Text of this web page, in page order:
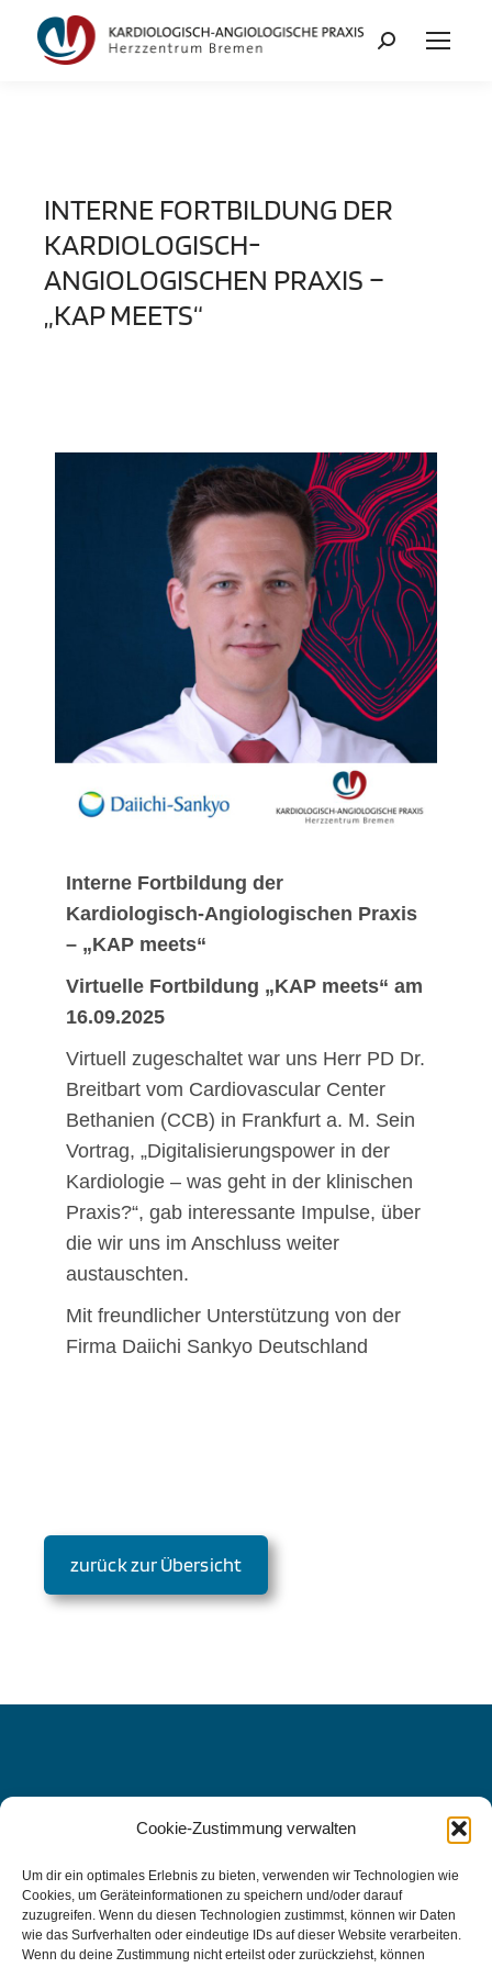
Cookie-Zustimmung verwalten
Um dir ein optimales Erlebnis zu bieten, verwenden wir Technologien wie
Cookies, um Geräteinformationen zu speichern und/oder darauf
zuzugreifen. Wenn du diesen Technologien zustimmst, können wir Daten
wie das Surfverhalten oder eindeutige IDs auf dieser Website verarbeiten.
Wenn du deine Zustimmung nicht erteilst oder zurückziehst, können
INTERNE FORTBILDUNG DER
KARDIOLOGISCH-
ANGIOLOGISCHEN PRAXIS –
„KAP MEETS“
Interne Fortbildung der
Kardiologisch-Angiologischen Praxis
– „KAP meets“
Virtuelle Fortbildung „KAP meets“ am
16.09.2025
Virtuell zugeschaltet war uns Herr PD Dr.
Breitbart vom Cardiovascular Center
Bethanien (CCB) in Frankfurt a. M. Sein
Vortrag, „Digitalisierungspower in der
Kardiologie – was geht in der klinischen
Praxis?“, gab interessante Impulse, über
die wir uns im Anschluss weiter
austauschten.
Mit freundlicher Unterstützung von der
Firma Daiichi Sankyo Deutschland
zurück zur Übersicht
WIR FREUEN UNS AUF SIE, DENN
IHRE
GESUNDHEIT LIEGT UNS AM
HERZEN.